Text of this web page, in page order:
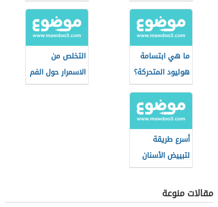
ما هي ابتسامة
هوليود المتحركة؟
التخلص من
الاسمرار حول الفم
أسرع طريقة
لتبييض الأسنان
بالملح
مقالات منوعة